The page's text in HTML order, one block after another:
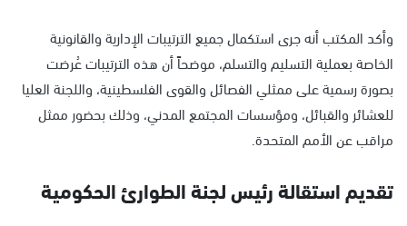
وأكد المكتب أنه جرى استكمال جميع الترتيبات الإدارية والقانونية
الخاصة بعملية التسليم والتسلم، موضحاً أن هذه الترتيبات عُرضت
بصورة رسمية على ممثلي الفصائل والقوى الفلسطينية، واللجنة العليا
للعشائر والقبائل، ومؤسسات المجتمع المدني، وذلك بحضور ممثل
مراقب عن الأمم المتحدة.
تقديم استقالة رئيس لجنة الطوارئ الحكومية